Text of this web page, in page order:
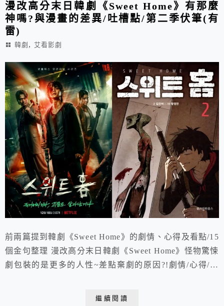
漫改高分末日韓劇《Sweet Home》有那麼
神嗎?與漫畫的差異/吐槽點/第二季伏筆(有
雷)
韓劇 , 艾看影劇
前兩篇提到韓劇《Sweet Home》的劇情、心得及看點/15
個金句整理 漫改高分末日韓劇《Sweet Home》怪物驚悚
劇包裝的是更多的人性~差點棄劇的原因?!劇情/心得/看
繼續閱讀